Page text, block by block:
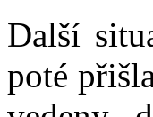
Další
poté